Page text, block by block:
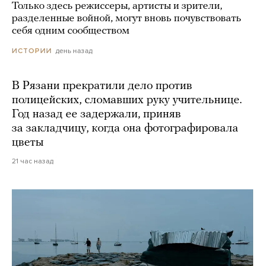
Только здесь режиссеры, артисты и зрители,
разделенные войной, могут вновь почувствовать
себя одним сообществом
ИСТОРИИ день назад
В Рязани прекратили дело против
полицейских, сломавших руку учительнице.
Год назад ее задержали, приняв
за закладчицу, когда она фотографировала
цветы
21 час назад